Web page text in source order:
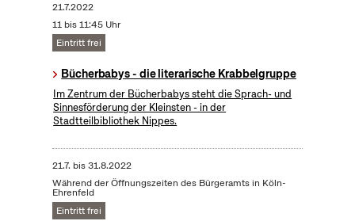
21.7.2022
11 bis 11:45 Uhr
Eintritt frei
Bücherbabys - die literarische Krabbelgruppe
Im Zentrum der Bücherbabys steht die Sprach- und
Sinnesförderung der Kleinsten - in der
Stadtteilbibliothek Nippes.
21.7. bis31.8.2022
Während der Öffnungszeiten des Bürgeramts in Köln-
Ehrenfeld
Eintritt frei